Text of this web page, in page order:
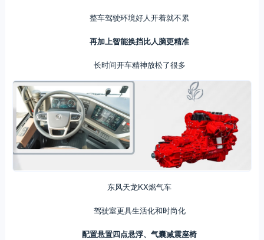
整车驾驶环境好人开着就不累
再加上智能换挡比人脑更精准
长时间开车精神放松了很多
东风天龙KX燃气车
驾驶室更具生活化和时尚化
配置悬置四点悬浮、气囊减震座椅